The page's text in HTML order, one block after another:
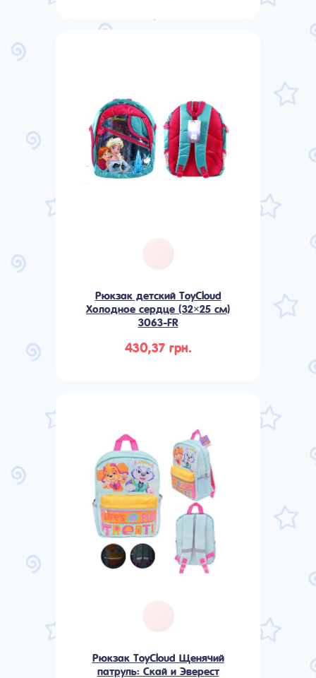
Рюкзак детский ToyCloud
Холодное сердце (32×25 см)
3063-FR
430,37 грн.
Рюкзак ToyCloud Щенячий
патруль: Скай и Эверест